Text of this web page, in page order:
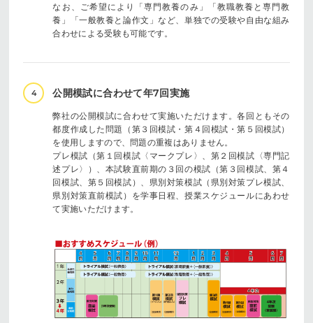
なお、ご希望により「専門教養のみ」「教職教養と専門教
養」「一般教養と論作文」など、単独での受験や自由な組み
合わせによる受験も可能です。
4 公開模試に合わせて年7回実施
弊社の公開模試に合わせて実施いただけます。各回ともその
都度作成した問題（第３回模試・第４回模試・第５回模試）
を使用しますので、問題の重複はありません。
プレ模試（第１回模試〈マークプレ〉、第２回模試〈専門記
述プレ〉）、本試験直前期の３回の模試（第３回模試、第４
回模試、第５回模試）、県別対策模試（県別対策プレ模試、
県別対策直前模試）を学事日程、授業スケジュールにあわせ
て実施いただけます。